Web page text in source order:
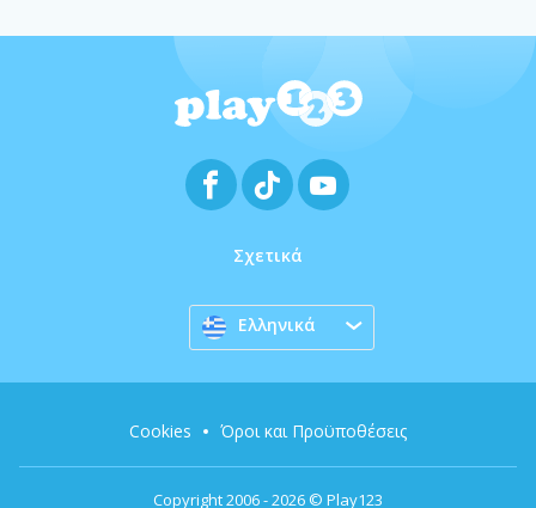
Σχετικά
Ελληνικά
Copyright 2006 - 2026 © Play123
Cookies Όροι και Προϋποθέσεις